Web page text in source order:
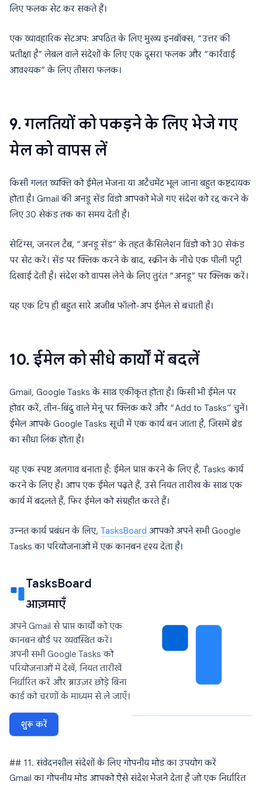
लिए फलक सेट कर सकते हैं।
एक व्यावहारिक सेटअप: अपठित के लिए मुख्य इनबॉक्स, “उत्तर की
प्रतीक्षा है” लेबल वाले संदेशों के लिए एक दूसरा फलक और “कार्रवाई
आवश्यक” के लिए तीसरा फलक।
9. गलतियों को पकड़ने के लिए भेजे गए
मेल को वापस लें
किसी गलत व्यक्ति को ईमेल भेजना या अटैचमेंट भूल जाना बहुत कष्टदायक
होता है। Gmail की अनडू सेंड विंडो आपको भेजे गए संदेश को रद्द करने के
लिए 30 सेकंड तक का समय देती है।
सेटिंग्स, जनरल टैब, “अनडू सेंड” के तहत कैंसिलेशन विंडो को 30 सेकंड
पर सेट करें। सेंड पर क्लिक करने के बाद, स्क्रीन के नीचे एक पीली पट्टी
दिखाई देती है। संदेश को वापस लेने के लिए तुरंत “अनडू” पर क्लिक करें।
यह एक टिप ही बहुत सारे अजीब फॉलो-अप ईमेल से बचाती है।
10. ईमेल को सीधे कार्यों में बदलें
Gmail, Google Tasks के साथ एकीकृत होता है। किसी भी ईमेल पर
होवर करें, तीन-बिंदु वाले मेनू पर क्लिक करें और “Add to Tasks” चुनें।
ईमेल आपके Google Tasks सूची में एक कार्य बन जाता है, जिसमें थ्रेड
का सीधा लिंक होता है।
यह एक स्पष्ट अलगाव बनाता है: ईमेल प्राप्त करने के लिए है, Tasks कार्य
करने के लिए है। आप एक ईमेल पढ़ते हैं, उसे नियत तारीख के साथ एक
कार्य में बदलते हैं, फिर ईमेल को संग्रहीत करते हैं।
उन्नत कार्य प्रबंधन के लिए, TasksBoard आपको अपने सभी Google
Tasks का परियोजनाओं में एक कानबन दृश्य देता है।
TasksBoard
आज़माएँ
अपने Gmail से प्राप्त कार्यों को एक
कानबन बोर्ड पर व्यवस्थित करें।
अपनी सभी Google Tasks को
परियोजनाओं में देखें, नियत तारीखें
निर्धारित करें और ब्राउज़र छोड़े बिना
कार्ड को चरणों के माध्यम से ले जाएँ।
शुरू करें
## 11. संवेदनशील संदेशों के लिए गोपनीय मोड का उपयोग करें
Gmail का गोपनीय मोड आपको ऐसे संदेश भेजने देता है जो एक निर्धारित